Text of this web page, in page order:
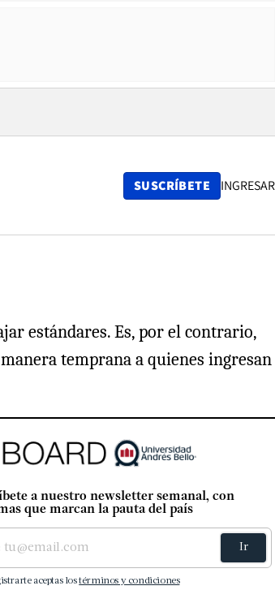
SUSCRÍBETE INGRESAR
estándares. Es, por el contrario,
temprana a quienes ingresan
a nuestro newsletter semanal, con
que marcan la pauta del país